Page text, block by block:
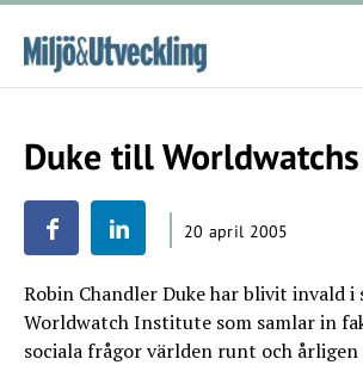
Duke till
20 april 2005
Robin Chandler Duke har blivit invald
Worldwatch Institute som samlar in
sociala frågor världen runt och